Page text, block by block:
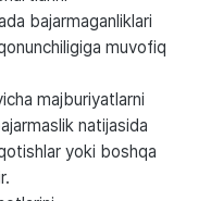
bajarmaganliklari
muvofiq
majburiyatlarni
natijasida
yoki boshqa